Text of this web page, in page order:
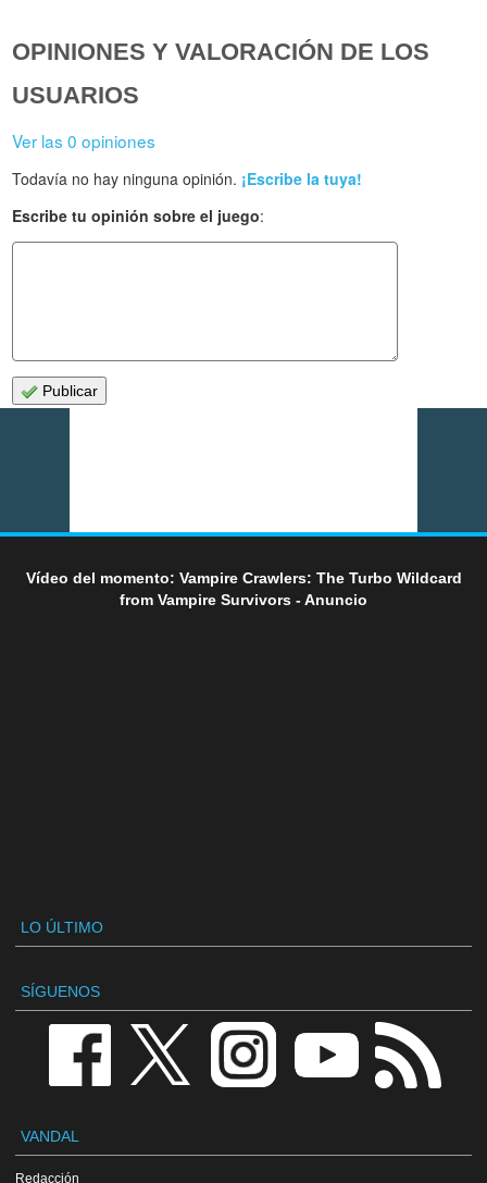
OPINIONES Y VALORACIÓN DE LOS
USUARIOS
Ver las 0 opiniones
Todavía no hay ninguna opinión. ¡Escribe la tuya!
Escribe tu opinión sobre el juego:
Publicar
Vídeo del momento: Vampire Crawlers: The Turbo Wildcard
from Vampire Survivors - Anuncio
LO ÚLTIMO
SÍGUENOS
VANDAL
Redacción